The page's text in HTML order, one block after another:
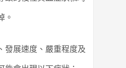
。
發展速度、嚴重程度及